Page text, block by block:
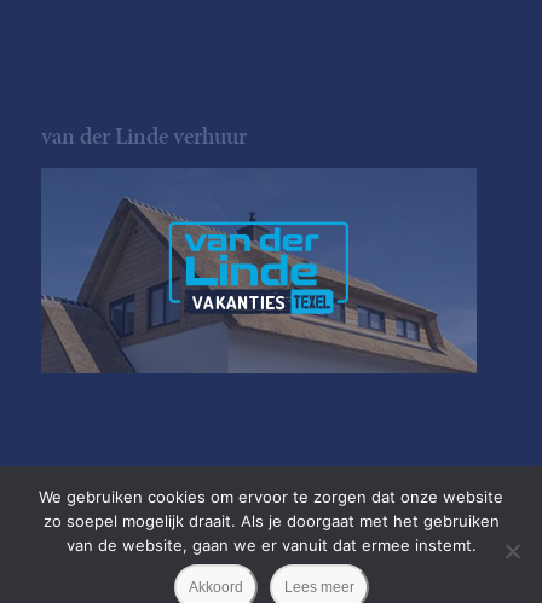
van der Linde verhuur
Copyright van der Linde Texel •
We gebruiken cookies om ervoor te zorgen dat onze website
zo soepel mogelijk draait. Als je doorgaat met het gebruiken
van de website, gaan we er vanuit dat ermee instemt.
Akkoord Lees meer